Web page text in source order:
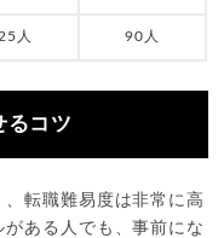
25人 90人
るコツ
転職難易度は非常に高
ある人でも、事前にな